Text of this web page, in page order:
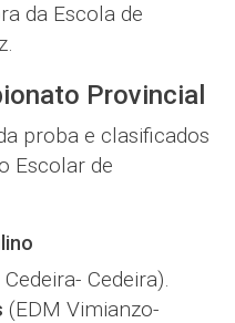
da Escola de
Provincial
proba e clasificados
Escolar de
Cedeira).
(EDM Vimianzo-